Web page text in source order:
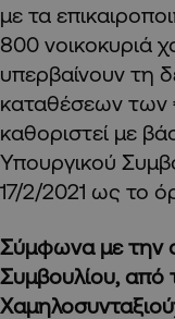
με τα
800 νοικοκυριά
υπερβαίνουν τη
καταθέσεων των
καθοριστεί με
Υπουργικού
17/2/2021 ως το
Σύμφωνα με την
Συμβουλίου, από